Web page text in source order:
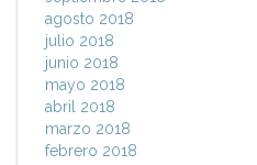
agosto 2018
julio 2018
junio 2018
mayo 2018
abril 2018
marzo 2018
febrero 2018